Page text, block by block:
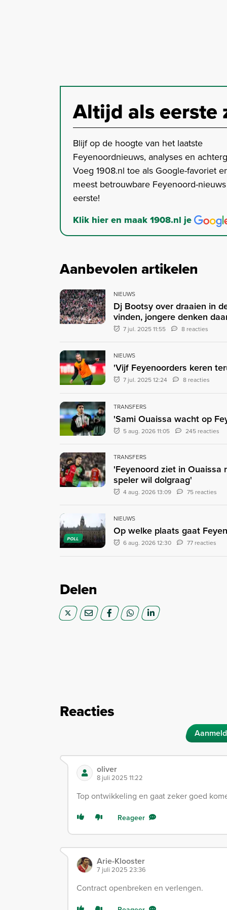
Altijd als eerste
Blijf op de hoogte van het laatste
Feyenoordnieuws, analyses en
Voeg 1908.nl toe als Google-favoriet
meest betrouwbare Feyenoord-
eerste!
Klik hier en maak 1908.nl je
Aanbevolen artikelen
NIEUWS
Dj Bootsy over draaien in
vinden, jongere denken
7 jul. 2025 11:55 8 reacties
NIEUWS
'Vijf Feyenoorders keren
7 jul. 2025 12:24 8 reacties
TRANSFERS
'Sami Ouaissa wacht op
5 aug. 2026 11:05 245 reacties
TRANSFERS
'Feyenoord ziet in Ouaissa
speler wil dolgraag'
4 aug. 2026 13:09 75 reacties
POLL
NIEUWS
Op welke plaats gaat
6 aug. 2026 12:30 77 reacties
Delen
Reacties
oliver
8 juli 2025 11:22
Top ontwikkeling en gaat zeker goed
Reageer
Arie-Klooster
7 juli 2025 23:36
Contract openbreken en verlengen.